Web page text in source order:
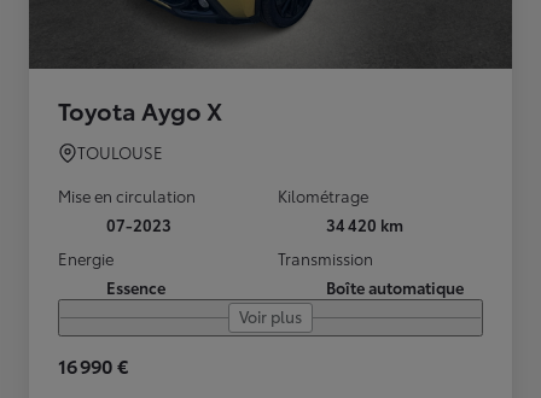
Toyota Aygo X
TOULOUSE
Mise en circulation
07-2023
Kilométrage
34 420 km
Energie
Essence
Transmission
Boîte automatique
Voir plus
16 990 €